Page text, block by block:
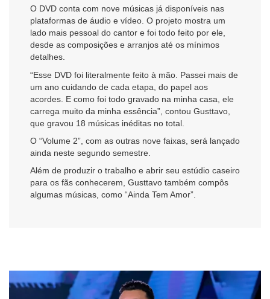
O DVD conta com nove músicas já disponíveis nas
plataformas de áudio e vídeo. O projeto mostra um
lado mais pessoal do cantor e foi todo feito por ele,
desde as composições e arranjos até os mínimos
detalhes.
“Esse DVD foi literalmente feito à mão. Passei mais de
um ano cuidando de cada etapa, do papel aos
acordes. E como foi todo gravado na minha casa, ele
carrega muito da minha essência”, contou Gusttavo,
que gravou 18 músicas inéditas no total.
O “Volume 2”, com as outras nove faixas, será lançado
ainda neste segundo semestre.
Além de produzir o trabalho e abrir seu estúdio caseiro
para os fãs conhecerem, Gusttavo também compôs
algumas músicas, como “Ainda Tem Amor”.